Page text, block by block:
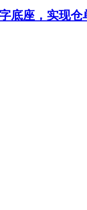
底座，实现